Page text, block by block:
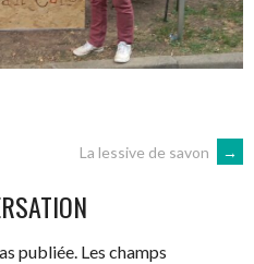
La lessive de savon →
publiée. Les champs